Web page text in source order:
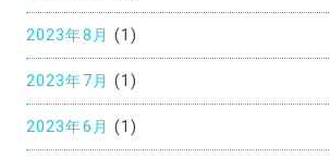
2023年8月 (1)
2023年7月 (1)
2023年6月 (1)